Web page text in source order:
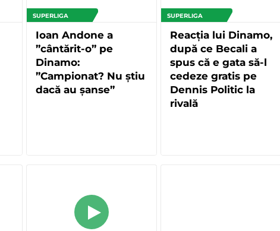
SUPERLIGA
Ioan Andone a
”cântărit-o” pe
Dinamo:
”Campionat? Nu știu
dacă au șanse”
SUPERLIGA
Reacția lui Dinamo,
după ce Becali a
spus că e gata să-l
cedeze gratis pe
Dennis Politic la
rivală